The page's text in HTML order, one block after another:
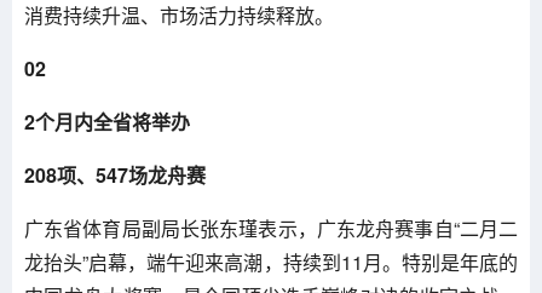
消费持续升温、市场活力持续释放。
02
2个月内全省将举办
208项、547场龙舟赛
广东省体育局副局长张东瑾表示，广东龙舟赛事自“二月二
龙抬头”启幕，端午迎来高潮，持续到11月。特别是年底的